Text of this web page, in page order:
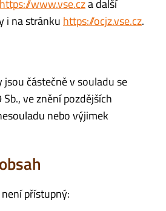
https://www.vse.cza další
i na stránku https://ocjz.vse.cz.
částečně v souladu se
ve znění pozdějších
nebo výjimek
přístupný: